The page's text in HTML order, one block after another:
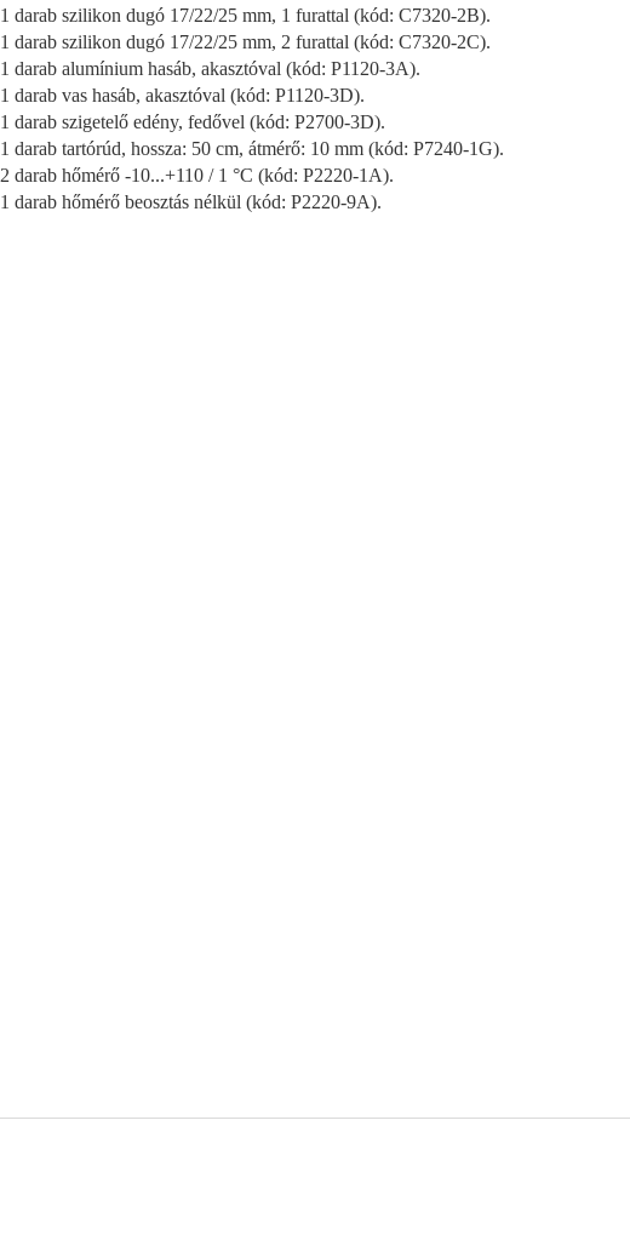
1 darab szilikon dugó 17/22/25 mm, 1 furattal (kód: C7320-2B).
1 darab szilikon dugó 17/22/25 mm, 2 furattal (kód: C7320-2C).
1 darab alumínium hasáb, akasztóval (kód: P1120-3A).
1 darab vas hasáb, akasztóval (kód: P1120-3D).
1 darab szigetelő edény, fedővel (kód: P2700-3D).
1 darab tartórúd, hossza: 50 cm, átmérő: 10 mm (kód: P7240-1G).
2 darab hőmérő -10...+110 / 1 °C (kód: P2220-1A).
1 darab hőmérő beosztás nélkül (kód: P2220-9A).